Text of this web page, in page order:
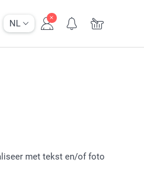
NL
met tekst en/of foto